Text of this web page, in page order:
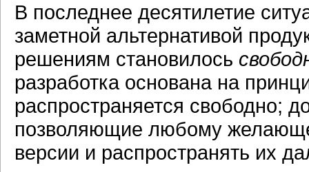
В последнее десятилетие
заметной альтернативой
решениям становилось
разработка основана на
распространяется свободно;
позволяющие любому
версии и распространять их